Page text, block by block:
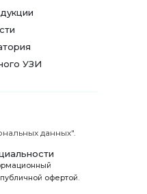
УЗИ
данных".
офертой.